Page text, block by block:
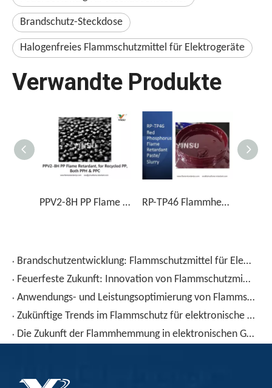
Brandschutz-Steckdose
Halogenfreies Flammschutzmittel für Elektrogeräte
Verwandte Produkte
PPV2-8H PP Flame Resparedant für recyceltes PP, beide PPH & PPC RP-TP46 Flammhemmende Paste/Aufschlämmung mit rotem Phosphor
Brandschutzentwicklung: Flammschutzmittel für Elektronik und PCBs
Feuerfeste Zukunft: Innovation von Flammschutzmitteln für Elektronik
Anwendungs- und Leistungsoptimierung von Flammschutzmitteln in elektronischen Geräten
Zukünftige Trends im Flammschutz für elektronische Gehäuse
Die Zukunft der Flammhemmung in elektronischen Gehäusen: Aktuelle Lösungen und neue Technologien